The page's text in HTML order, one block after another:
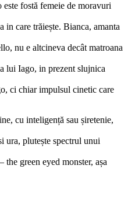
fostă femeie de moravuri
in care trăiește. Bianca, amanta
nu e altcineva decât matroana
lui Iago, in prezent slujnica
ci chiar impulsul cinetic care
cu inteligență sau șiretenie,
ura, plutește spectrul unui
green eyed monster, așa